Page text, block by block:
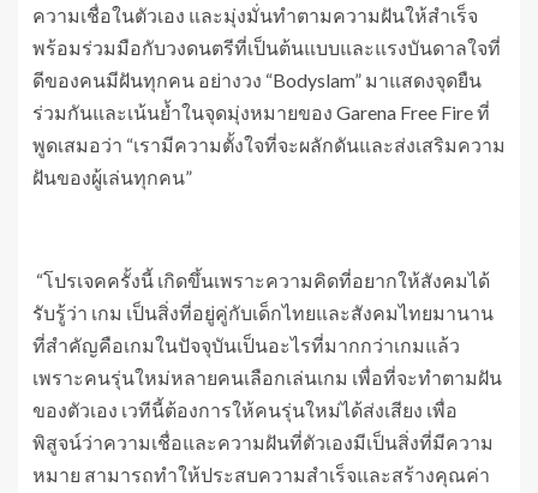
ความเชื่อในตัวเอง และมุ่งมั่นทำตามความฝันให้สำเร็จ
พร้อมร่วมมือกับวงดนตรีที่เป็นต้นแบบและแรงบันดาลใจที่
ดีของคนมีฝันทุกคน อย่างวง “Bodyslam” มาแสดงจุดยืน
ร่วมกันและเน้นย้ำในจุดมุ่งหมายของ Garena Free Fire ที่
พูดเสมอว่า “เรามีความตั้งใจที่จะผลักดันและส่งเสริมความ
ฝันของผู้เล่นทุกคน”
“โปรเจคครั้งนี้ เกิดขึ้นเพราะความคิดที่อยากให้สังคมได้
รับรู้ว่า เกม เป็นสิ่งที่อยู่คู่กับเด็กไทยและสังคมไทยมานาน
ที่สำคัญคือเกมในปัจจุบันเป็นอะไรที่มากกว่าเกมแล้ว
เพราะคนรุ่นใหม่หลายคนเลือกเล่นเกม เพื่อที่จะทำตามฝัน
ของตัวเอง เวทีนี้ต้องการให้คนรุ่นใหม่ได้ส่งเสียง เพื่อ
พิสูจน์ว่าความเชื่อและความฝันที่ตัวเองมีเป็นสิ่งที่มีความ
หมาย สามารถทำให้ประสบความสำเร็จและสร้างคุณค่า